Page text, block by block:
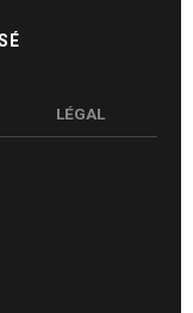
LÉGAL